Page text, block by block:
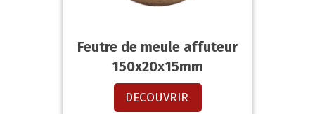
Feutre de meule affuteur
150x20x15mm
DECOUVRIR